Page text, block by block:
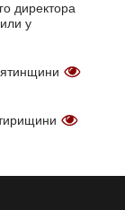
директора
у